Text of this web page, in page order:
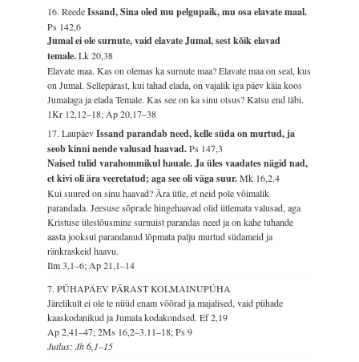
16. ReedeIssand, Sina oled mu pelgupaik, mu osa elavate maal.
Ps 142,6
Jumal ei ole surnute, vaid elavate Jumal, sest kõik elavad
temale.Lk 20,38
Elavate maa. Kas on olemas ka surnute maa? Elavate maa on seal, kus
on Jumal. Sellepärast, kui tahad elada, on vajalik iga päev käia koos
Jumalaga ja elada Temale. Kas see on ka sinu otsus? Katsu end läbi.
1Kr 12,12–18; Ap 20,17–38
17. LaupäevIssand parandab need, kelle süda on murtud, ja
seob kinni nende valusad haavad.Ps 147,3
Naised tulid varahommikul hauale. Ja üles vaadates nägid nad,
et kivi oli ära veeretatud; aga see oli väga suur.Mk 16,2.4
Kui suured on sinu haavad? Ära ütle, et neid pole võimalik
parandada. Jeesuse sõprade hingehaavad olid ütlemata valusad, aga
Kristuse ülestõusmine surnuist parandas need ja on kahe tuhande
aasta jooksul parandanud lõpmata palju murtud südameid ja
ränkraskeid haavu.
Ilm 3,1–6; Ap 21,1–14
7. PÜHAPÄEV PÄRAST KOLMAINUPÜHA
Järelikult ei ole te nüüd enam võõrad ja majalised, vaid pühade
kaaskodanikud ja Jumala kodakondsed.Ef 2,19
Ap 2,41–47; 2Ms 16,2–3.11–18; Ps 9
Jutlus: Jh 6,1–15